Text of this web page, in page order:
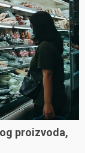
proizvoda,